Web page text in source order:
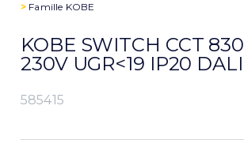
> Famille KOBE
KOBE SWITCH CCT
230V UGR<19 IP20
585415